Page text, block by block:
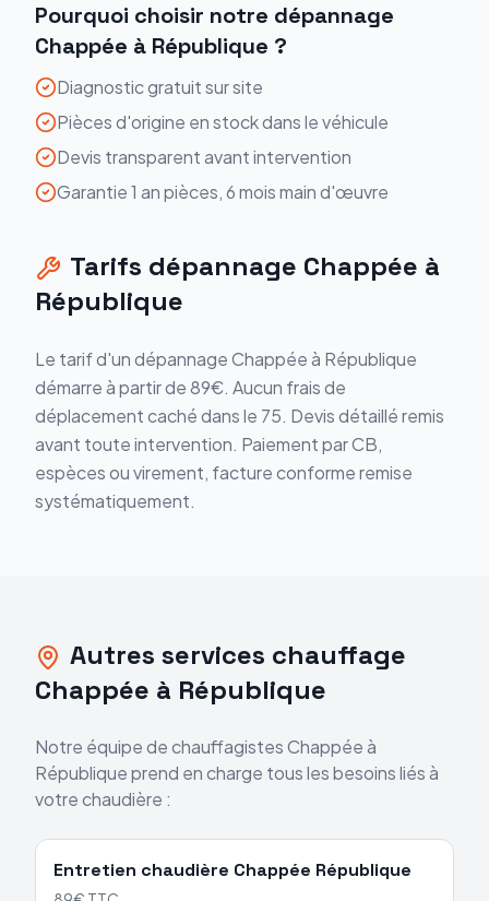
Pourquoi choisir notre dépannage
Chappée à République ?
Diagnostic gratuit sur site
Pièces d'origine en stock dans le véhicule
Devis transparent avant intervention
Garantie 1 an pièces, 6 mois main d'œuvre
Tarifs dépannage Chappée à
République
Le tarif d'undépannageChappéeà République
démarreà partir de 89€. Aucun frais de
déplacement caché dans le 75. Devis détaillé remis
avant toute intervention. Paiement par CB,
espèces ou virement, facture conforme remise
systématiquement.
Autres services chauffage
Chappée à République
Notre équipe de chauffagistesChappéeà
Républiqueprend en charge tous les besoins liés à
votre chaudière :
Entretien chaudière Chappée République